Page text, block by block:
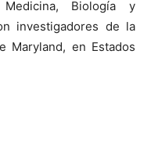
Biología y
investigadores de la
Maryland, en Estados